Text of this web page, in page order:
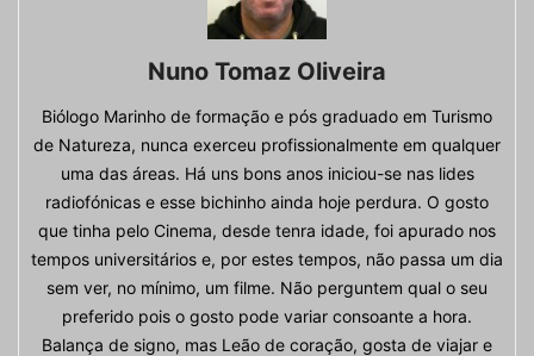
Nuno Tomaz Oliveira
Biólogo Marinho de formação e pós graduado em Turismo
de Natureza, nunca exerceu profissionalmente em qualquer
uma das áreas. Há uns bons anos iniciou-se nas lides
radiofónicas e esse bichinho ainda hoje perdura. O gosto
que tinha pelo Cinema, desde tenra idade, foi apurado nos
tempos universitários e, por estes tempos, não passa um dia
sem ver, no mínimo, um filme. Não perguntem qual o seu
preferido pois o gosto pode variar consoante a hora.
Balança de signo, mas Leão de coração, gosta de viajar e